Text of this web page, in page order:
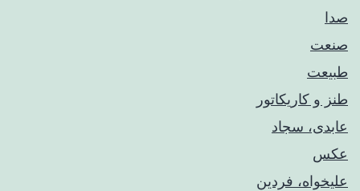
صدا
صنعت
طبیعت
طنز و کاریکاتور
عابدی، سجاد
عکس
علیخواه، فردین